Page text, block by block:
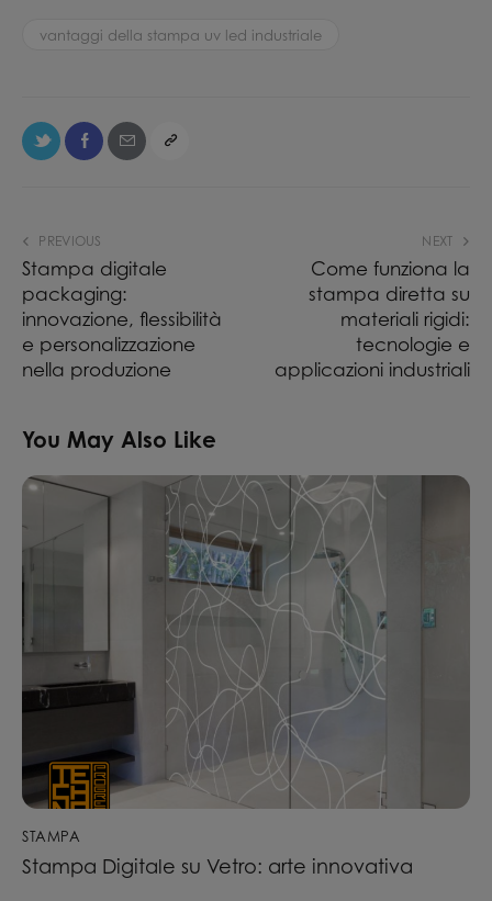
vantaggi della stampa uv led industriale
PREVIOUS
Stampa digitale
packaging:
innovazione, flessibilità
e personalizzazione
nella produzione
NEXT
Come funziona la
stampa diretta su
materiali rigidi:
tecnologie e
applicazioni industriali
You May Also Like
STAMPA
Stampa Digitale su Vetro: arte innovativa